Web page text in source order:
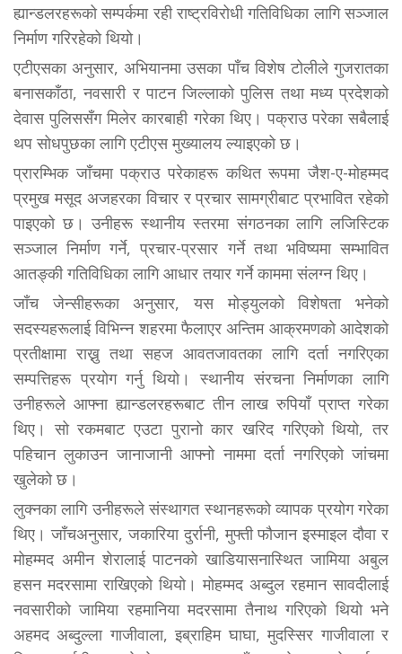
ह्यान्डलरहरूको सम्पर्कमा रही राष्ट्रविरोधी गतिविधिका लागि सञ्जाल
निर्माण गरिरहेको थियो।
एटीएसका अनुसार, अभियानमा उसका पाँच विशेष टोलीले गुजरातका
बनासकाँठा, नवसारी र पाटन जिल्लाको पुलिस तथा मध्य प्रदेशको
देवास पुलिससँग मिलेर कारबाही गरेका थिए। पक्राउ परेका सबैलाई
थप सोधपुछका लागि एटीएस मुख्यालय ल्याइएको छ।
प्रारम्भिक जाँचमा पक्राउ परेकाहरू कथित रूपमा जैश-ए-मोहम्मद
प्रमुख मसूद अजहरका विचार र प्रचार सामग्रीबाट प्रभावित रहेको
पाइएको छ। उनीहरू स्थानीय स्तरमा संगठनका लागि लजिस्टिक
सञ्जाल निर्माण गर्ने, प्रचार-प्रसार गर्ने तथा भविष्यमा सम्भावित
आतङ्की गतिविधिका लागि आधार तयार गर्ने काममा संलग्न थिए।
जाँच जेन्सीहरूका अनुसार, यस मोड्युलको विशेषता भनेको
सदस्यहरूलाई विभिन्न शहरमा फैलाएर अन्तिम आक्रमणको आदेशको
प्रतीक्षामा राख्नु तथा सहज आवतजावतका लागि दर्ता नगरिएका
सम्पत्तिहरू प्रयोग गर्नु थियो। स्थानीय संरचना निर्माणका लागि
उनीहरूले आफ्ना ह्यान्डलरहरूबाट तीन लाख रुपियाँ प्राप्त गरेका
थिए। सो रकमबाट एउटा पुरानो कार खरिद गरिएको थियो, तर
पहिचान लुकाउन जानाजानी आफ्नो नाममा दर्ता नगरिएको जांचमा
खुलेको छ।
लुक्नका लागि उनीहरूले संस्थागत स्थानहरूको व्यापक प्रयोग गरेका
थिए। जाँचअनुसार, जकारिया दुर्रानी, मुफ्ती फौजान इस्माइल दौवा र
मोहम्मद अमीन शेरालाई पाटनको खाडियासनास्थित जामिया अबुल
हसन मदरसामा राखिएको थियो। मोहम्मद अब्दुल रहमान सावदीलाई
नवसारीको जामिया रहमानिया मदरसामा तैनाथ गरिएको थियो भने
अहमद अब्दुल्ला गाजीवाला, इब्राहिम घाघा, मुदस्सिर गाजीवाला र